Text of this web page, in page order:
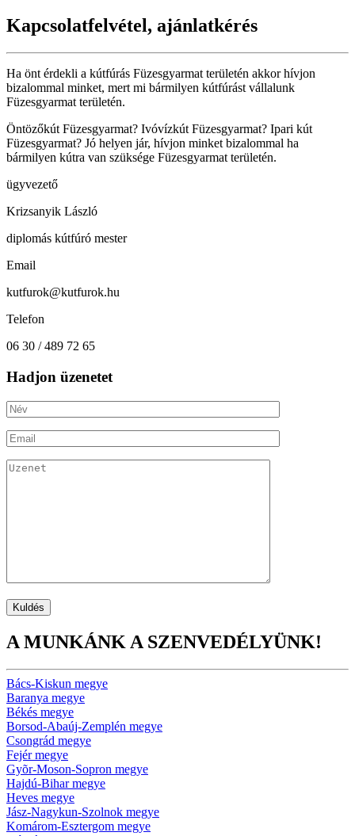
Kapcsolatfelvétel, ajánlatkérés
Ha önt érdekli a kútfúrás Füzesgyarmat területén akkor hívjon
bizalommal minket, mert mi bármilyen kútfúrást vállalunk
Füzesgyarmat területén.
Öntözőkút Füzesgyarmat? Ivóvízkút Füzesgyarmat? Ipari kút
Füzesgyarmat? Jó helyen jár, hívjon minket bizalommal ha
bármilyen kútra van szüksége Füzesgyarmat területén.
ügyvezető
Krizsanyik László
diplomás kútfúró mester
Email
kutfurok@kutfurok.hu
Telefon
06 30 / 489 72 65
Hadjon üzenetet
A MUNKÁNK A SZENVEDÉLYÜNK!
Bács-Kiskun megye
Baranya megye
Békés megye
Borsod-Abaúj-Zemplén megye
Csongrád megye
Fejér megye
Gyõr-Moson-Sopron megye
Hajdú-Bihar megye
Heves megye
Jász-Nagykun-Szolnok megye
Komárom-Esztergom megye